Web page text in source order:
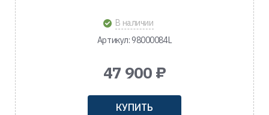
В наличии
Артикул: 98000084L
47 900 ₽
КУПИТЬ